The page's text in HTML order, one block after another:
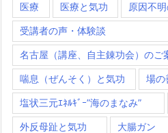
医療 医療と気功 原因不
受講者の声・体験談
名古屋（講座、自主錬功会）のご
喘息（ぜんそく）と気功 場の
塩状三元ｴﾈﾙｷﾞｰ”海のまなみ”
外反母趾と気功 大腸ガン